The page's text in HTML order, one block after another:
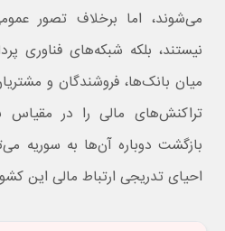
می‌شوند، اما برخلاف تصور
نیستند، بلکه شبکه‌های فناوری
میان بانک‌ها، فروشندگان و
تراکنش‌های مالی را در مقیاس
بازگشت دوباره آن‌ها به سوریه
احیای تدریجی ارتباط مالی این